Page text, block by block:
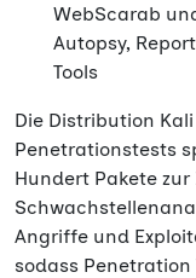
WebScarab
Autopsy,
Tools
Die Distribution
Penetrationstests
Hundert Pakete
Angriffe und
sodass